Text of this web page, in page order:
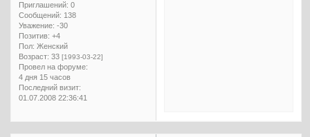
Приглашений: 0
Сообщений: 138
Уважение: -30
Позитив: +4
Пол: Женский
Возраст: 33 [1993-03-22]
Провел на форуме:
4 дня 15 часов
Последний визит:
01.07.2008 22:36:41